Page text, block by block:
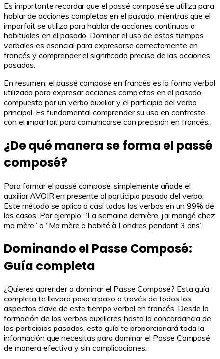
Es importante recordar que el passé composé se utiliza para
hablar de acciones completas en el pasado, mientras que el
imparfait se utiliza para hablar de acciones continuas o
habituales en el pasado. Dominar el uso de estos tiempos
verbales es esencial para expresarse correctamente en
francés y comprender el significado preciso de las acciones
pasadas.
En resumen, el passé composé en francés es la forma verbal
utilizada para expresar acciones completas en el pasado,
compuesta por un verbo auxiliar y el participio del verbo
principal. Es fundamental comprender su uso en contraste
con el imparfait para comunicarse con precisión en francés.
¿De qué manera se forma el passé
composé?
Para formar el passé composé, simplemente añade el
auxiliar AVOIR en presente al participio pasado del verbo.
Este método se aplica a casi todos los verbos en un 99% de
los casos. Por ejemplo, “La semaine dernière, j’ai mangé chez
ma mère” o “Ma mère a habité à Londres pendant 3 ans”.
Dominando el Passe Composé:
Guía completa
¿Quieres aprender a dominar el Passe Composé? Esta guía
completa te llevará paso a paso a través de todos los
aspectos clave de este tiempo verbal en francés. Desde la
formación de los verbos auxiliares hasta la concordancia de
los participios pasados, esta guía te proporcionará toda la
información que necesitas para dominar el Passe Composé
de manera efectiva y sin complicaciones.